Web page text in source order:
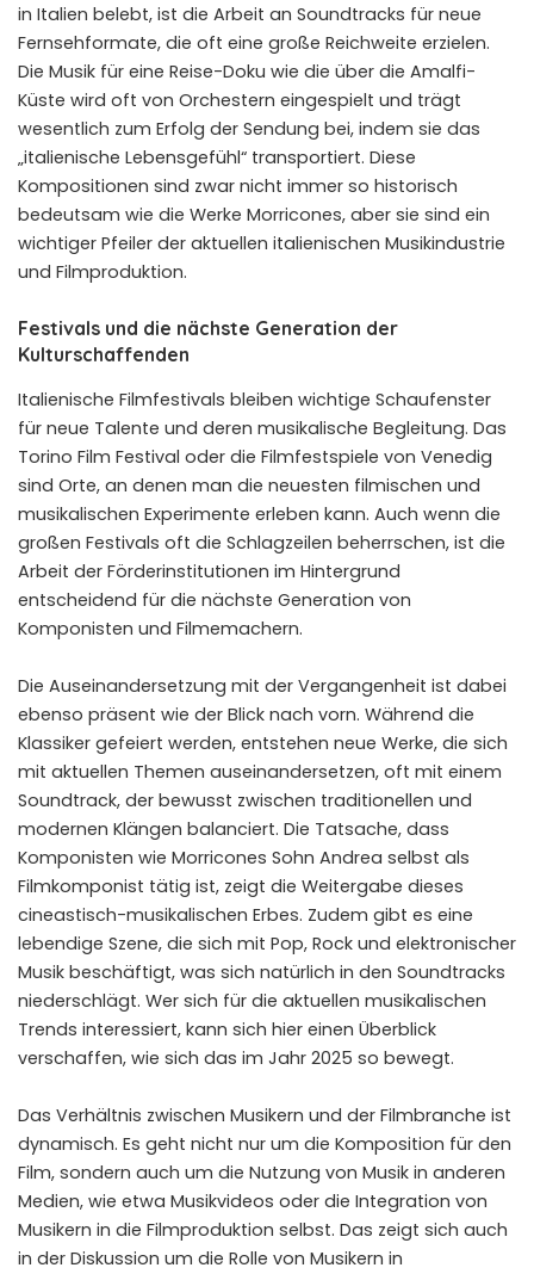
in Italien belebt, ist die Arbeit an Soundtracks für neue
Fernsehformate, die oft eine große Reichweite erzielen.
Die Musik für eine Reise-Doku wie die über die Amalfi-
Küste wird oft von Orchestern eingespielt und trägt
wesentlich zum Erfolg der Sendung bei, indem sie das
„italienische Lebensgefühl“ transportiert. Diese
Kompositionen sind zwar nicht immer so historisch
bedeutsam wie die Werke Morricones, aber sie sind ein
wichtiger Pfeiler der aktuellen italienischen Musikindustrie
und Filmproduktion.
Festivals und die nächste Generation der
Kulturschaffenden
Italienische Filmfestivals bleiben wichtige Schaufenster
für neue Talente und deren musikalische Begleitung. Das
Torino Film Festival oder die Filmfestspiele von Venedig
sind Orte, an denen man die neuesten filmischen und
musikalischen Experimente erleben kann. Auch wenn die
großen Festivals oft die Schlagzeilen beherrschen, ist die
Arbeit der Förderinstitutionen im Hintergrund
entscheidend für die nächste Generation von
Komponisten und Filmemachern.
Die Auseinandersetzung mit der Vergangenheit ist dabei
ebenso präsent wie der Blick nach vorn. Während die
Klassiker gefeiert werden, entstehen neue Werke, die sich
mit aktuellen Themen auseinandersetzen, oft mit einem
Soundtrack, der bewusst zwischen traditionellen und
modernen Klängen balanciert. Die Tatsache, dass
Komponisten wie Morricones Sohn Andrea selbst als
Filmkomponist tätig ist, zeigt die Weitergabe dieses
cineastisch-musikalischen Erbes. Zudem gibt es eine
lebendige Szene, die sich mit Pop, Rock und elektronischer
Musik beschäftigt, was sich natürlich in den Soundtracks
niederschlägt. Wer sich für die aktuellen musikalischen
Trends interessiert, kann sich hier einen Überblick
verschaffen, wie sich das im Jahr 2025 so bewegt.
Das Verhältnis zwischen Musikern und der Filmbranche ist
dynamisch. Es geht nicht nur um die Komposition für den
Film, sondern auch um die Nutzung von Musik in anderen
Medien, wie etwa Musikvideos oder die Integration von
Musikern in die Filmproduktion selbst. Das zeigt sich auch
in der Diskussion um die Rolle von Musikern in